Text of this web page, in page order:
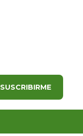
SUSCRIBIRME